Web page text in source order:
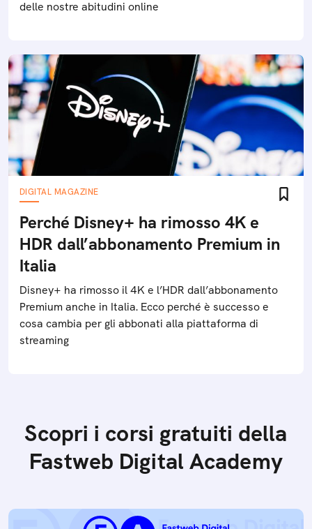
delle nostre abitudini online
DIGITAL MAGAZINE
Perché Disney+ ha rimosso 4K e
HDR dall’abbonamento Premium in
Italia
Disney+ ha rimosso il 4K e l’HDR dall’abbonamento
Premium anche in Italia. Ecco perché è successo e
cosa cambia per gli abbonati alla piattaforma di
streaming
Scopri i corsi gratuiti della
Fastweb Digital Academy